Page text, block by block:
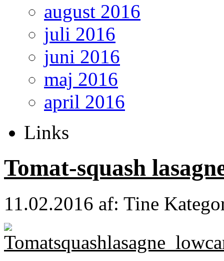
august 2016
juli 2016
juni 2016
maj 2016
april 2016
Links
Tomat-squash
11.02.2016 af: Tine